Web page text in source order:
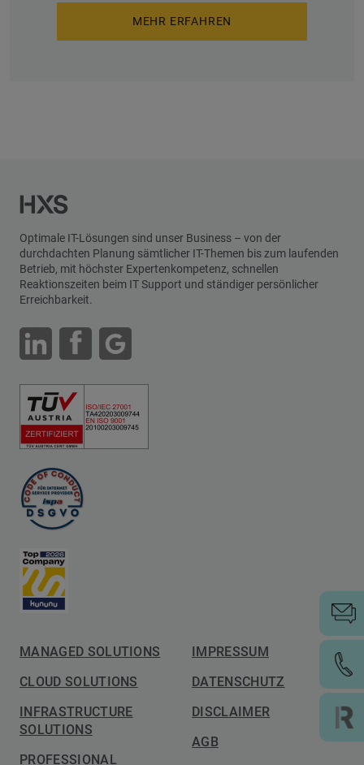
MEHR ERFAHREN
Optimale IT-Lösungen sind unser Business – von der
durchdachten Planung sämtlicher IT-Themen bis zum laufenden
Betrieb, mit höchster Expertenkompetenz, schnellen
Reaktionszeiten beim IT Support und ständiger persönlicher
Erreichbarkeit.
MANAGED SOLUTIONS
CLOUD SOLUTIONS
INFRASTRUCTURE
SOLUTIONS
PROFESSIONAL
IMPRESSUM
DATENSCHUTZ
DISCLAIMER
AGB